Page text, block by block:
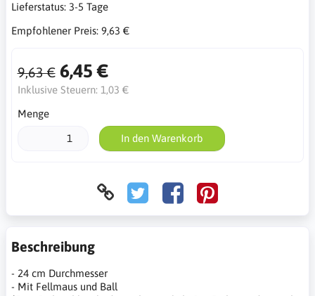
Lieferstatus: 3-5 Tage
Empfohlener Preis: 9,63 €
9,63 € 6,45 €
Inklusive Steuern: 1,03 €
Menge
In den Warenkorb
Beschreibung
- 24 cm Durchmesser
- Mit Fellmaus und Ball